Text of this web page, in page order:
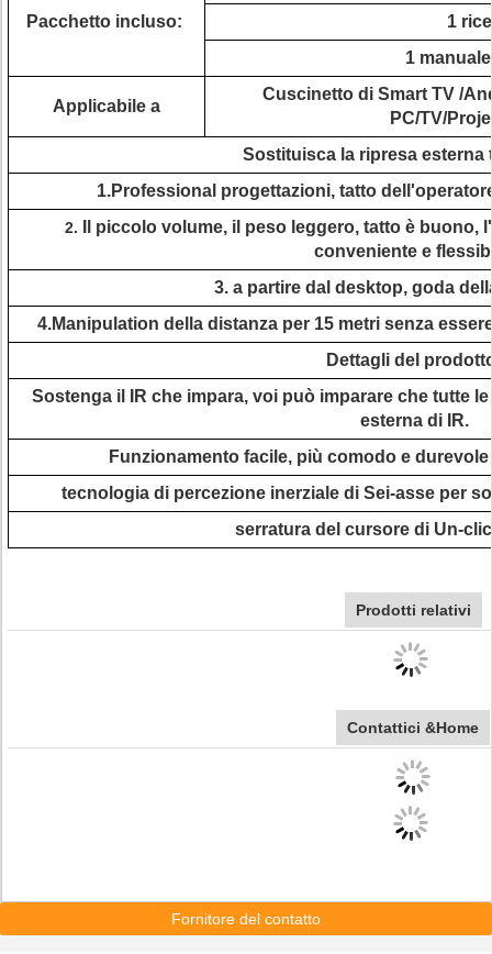
Pacchetto incluso:
1
1
Applicabile a
Cuscinetto di Smart TV /
PC/TV/
Sostituisca la ripresa esterna
1.Professional progettazioni, tatto
2.
Il piccolo volume, il peso leggero, tatto è buono,
conveniente e
3. a partire dal desktop, goda
4.Manipulation della distanza per 15 metri senza
Dettagli del
Sostenga il IR che impara, voi può imparare che tutte
esterna di IR.
Funzionamento facile, più comodo e
tecnologia di percezione inerziale di Sei-asse per
serratura del cursore di Un-
Prodotti relativi
Contattici &Home
Fornitore del contatto